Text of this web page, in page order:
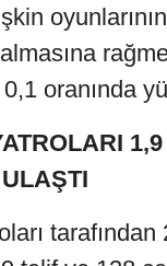
0,1 oranında